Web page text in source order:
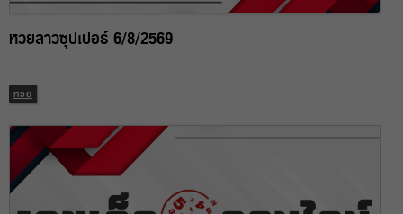
หวยลาวซุปเปอร์ 6/8/2569
หวย